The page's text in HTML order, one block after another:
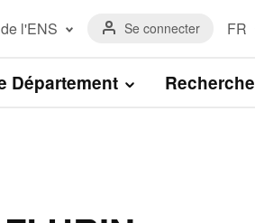
l'ENS
Menu
du
l'utilisateur
Se connecter
FR
(FR)
English
Département Recherche